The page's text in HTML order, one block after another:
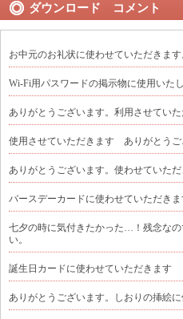
ダウンロード コメント
お中元のお礼状に使わせていただきます
Wi-Fi用パスワードの掲示物に使用いたし
ありがとうございます。利用させてい
使用させていただきます ありがとうご
ありがとうございます。使わせていただ
バースデーカードに使わせていただきま
七夕の時に気付きたかった…！残念な
い。
誕生日カードに使わせていただきます
ありがとうございます。しおりの挿絵に